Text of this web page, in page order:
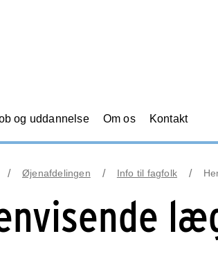
og uddannelse Om os Kontakt
Øjenafdelingen Info til fagfolk